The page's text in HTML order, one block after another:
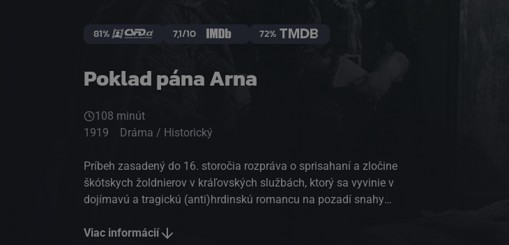
Poklad pána Arna
81% 7,1/10 72%
108 minút
1919
Dráma / Historický
Príbeh zasadený do 16. storočia rozpráva o sprisahaní a zločine
škótskych žoldnierov v kráľovských službách, ktorý sa vyvinie v
dojímavú a tragickú (anti)hrdinskú romancu na pozadí snahy
Viac informácií